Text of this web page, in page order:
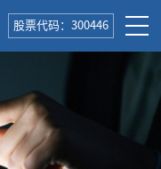
股票代码：300446